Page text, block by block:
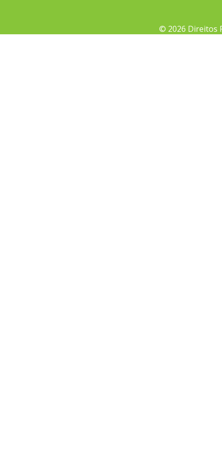
© 2026 Direitos